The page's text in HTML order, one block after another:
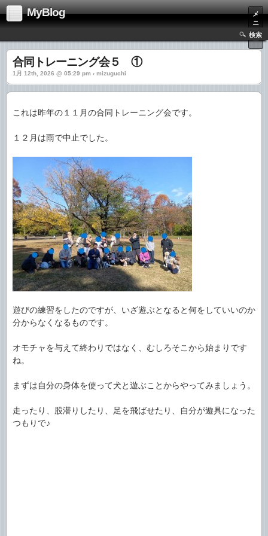
MyBlog
メ
ニ
ュ
ー
検索
合同トレーニング会５ ①
1月 12th, 2026 @ 05:29 pm › mizuguchi
これは昨年の１１月の合同トレーニング会です。
１２月は雨で中止でした。
遊びの練習をしたのですが、いざ遊ぶとなると何をしていいのか
分からなくなるものです。
オモチャを与えて終わりではなく、むしろそこから始まりです
ね。
まずは自分の身体を使って犬と遊ぶことからやってみましょう。
走ったり、股潜りしたり、足を飛ばせたり、自分が遊具になった
つもりで♪